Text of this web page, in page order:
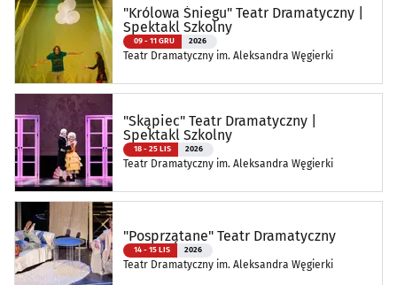
"Królowa Śniegu" Teatr Dramatyczny |
Spektakl Szkolny
09 - 11 GRU 2026
Teatr Dramatyczny im. Aleksandra Węgierki
"Skąpiec" Teatr Dramatyczny |
Spektakl Szkolny
18 - 25 LIS 2026
Teatr Dramatyczny im. Aleksandra Węgierki
"Posprzątane" Teatr Dramatyczny
14 - 15 LIS 2026
Teatr Dramatyczny im. Aleksandra Węgierki